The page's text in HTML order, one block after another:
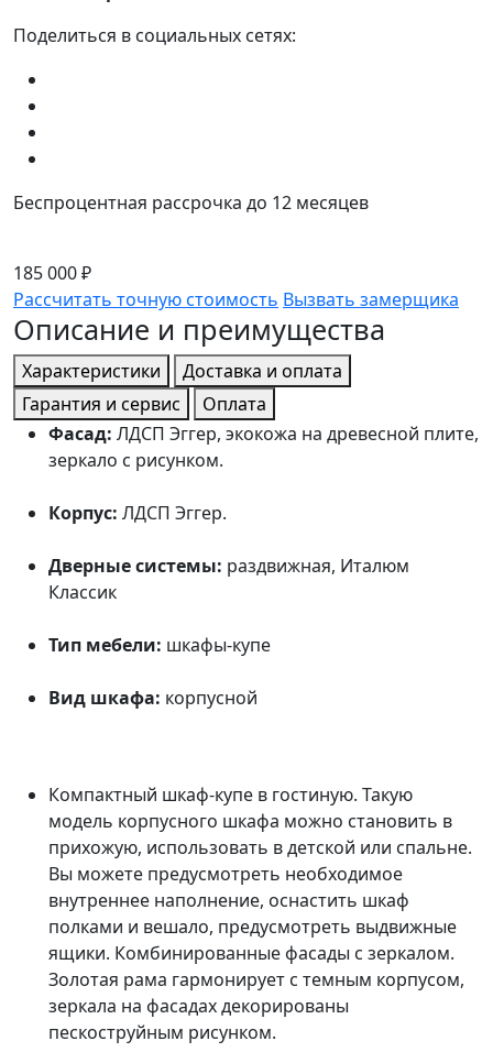
Поделиться в социальных сетях:
Беспроцентная рассрочка до 12 месяцев
185 000 ₽
Рассчитать точную стоимость Вызвать замерщика
Описание и преимущества
Характеристики
Доставка и оплата
Гарантия и сервис
Оплата
Фасад: ЛДСП Эггер, экокожа на древесной плите,
зеркало с рисунком.
Корпус: ЛДСП Эггер.
Дверные системы: раздвижная, Италюм
Классик
Тип мебели: шкафы-купе
Вид шкафа: корпусной
Компактный шкаф-купе в гостиную. Такую
модель корпусного шкафа можно становить в
прихожую, использовать в детской или спальне.
Вы можете предусмотреть необходимое
внутреннее наполнение, оснастить шкаф
полками и вешало, предусмотреть выдвижные
ящики. Комбинированные фасады с зеркалом.
Золотая рама гармонирует с темным корпусом,
зеркала на фасадах декорированы
пескоструйным рисунком.